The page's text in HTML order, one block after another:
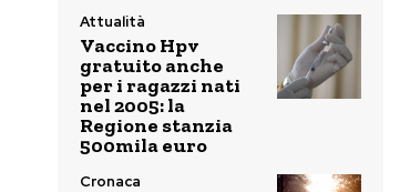
Attualità
Vaccino Hpv
gratuito anche
per i ragazzi nati
nel 2005: la
Regione stanzia
500mila euro
Cronaca